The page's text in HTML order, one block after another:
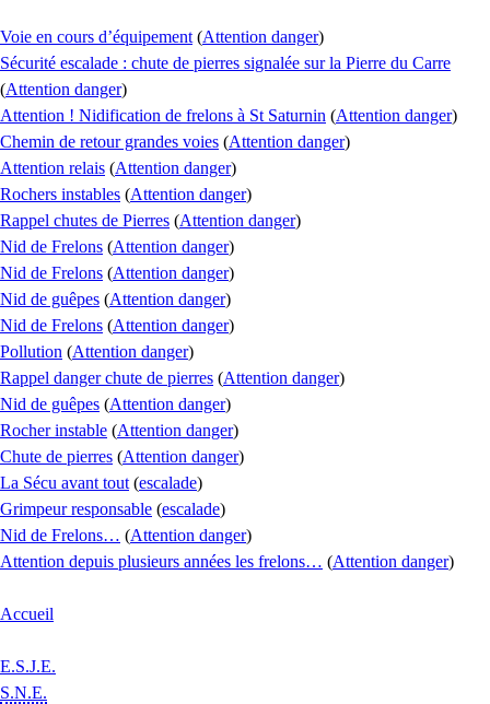
Voie en cours d’équipement (Attention danger)
Sécurité escalade : chute de pierres signalée sur la Pierre du Carre
(Attention danger)
Attention ! Nidification de frelons à St Saturnin (Attention danger)
Chemin de retour grandes voies (Attention danger)
Attention relais (Attention danger)
Rochers instables (Attention danger)
Rappel chutes de Pierres (Attention danger)
Nid de Frelons (Attention danger)
Nid de Frelons (Attention danger)
Nid de guêpes (Attention danger)
Nid de Frelons (Attention danger)
Pollution (Attention danger)
Rappel danger chute de pierres (Attention danger)
Nid de guêpes (Attention danger)
Rocher instable (Attention danger)
Chute de pierres (Attention danger)
La Sécu avant tout (escalade)
Grimpeur responsable (escalade)
Nid de Frelons… (Attention danger)
Attention depuis plusieurs années les frelons… (Attention danger)
Accueil
E.S.J.E.
S.N.E.